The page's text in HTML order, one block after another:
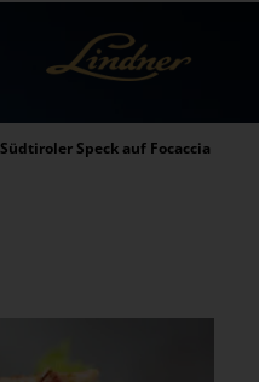
Südtiroler Speck auf Focaccia